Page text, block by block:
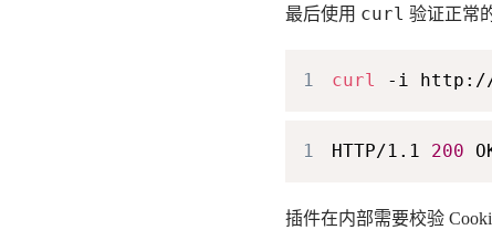
最后使用 curl 验证正常
1 curl -i http://
1 HTTP/1.1 200
插件在内部需要校验